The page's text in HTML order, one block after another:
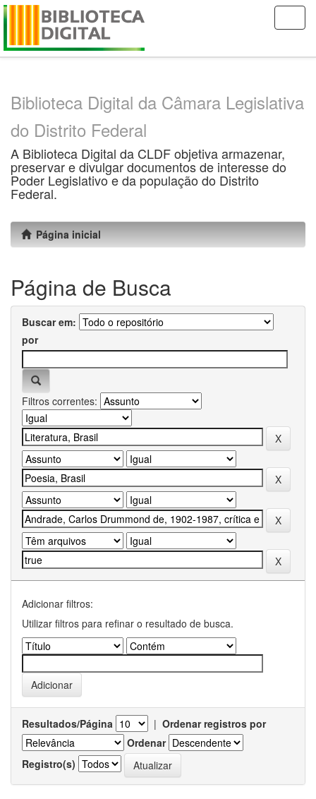
Skip
Biblioteca Digital da Câmara Legislativa
do Distrito Federal
A Biblioteca Digital da CLDF objetiva armazenar,
preservar e divulgar documentos de interesse do
Poder Legislativo e da população do Distrito
Federal.
Página inicial
Página de Busca
Buscar em:
por
Filtros correntes:
Adicionar filtros:
Utilizar filtros para refinar o resultado de busca.
Resultados/Página | Ordenar registros por
Ordenar
Registro(s)